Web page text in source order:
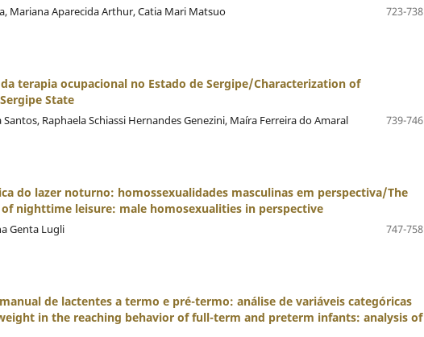
Mariana Aparecida Arthur, Catia Mari Matsuo
723-738
terapia ocupacional no Estado de Sergipe/Characterization of
State
Raphaela Schiassi Hernandes Genezini, Maíra Ferreira do Amaral
739-746
do lazer noturno: homossexualidades masculinas em perspectiva/The
nighttime leisure: male homosexualities in perspective
Genta Lugli
747-758
de lactentes a termo e pré-termo: análise de variáveis categóricas
in the reaching behavior of full-term and preterm infants: analysis of